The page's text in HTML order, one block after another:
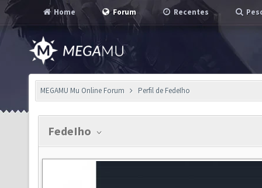
Home Forum Recentes
MEGAMU Mu Online Forum Perfil de FedeIho
FedeIho